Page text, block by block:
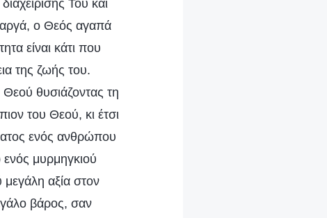
Του και
αργά, ο Θεός αγαπά
είναι κάτι που
της ζωής του.
θυσιάζοντας τη
του Θεού, κι έτσι
ενός ανθρώπου
ενός μυρμηγκιού
αξία στον
βάρος, σαν